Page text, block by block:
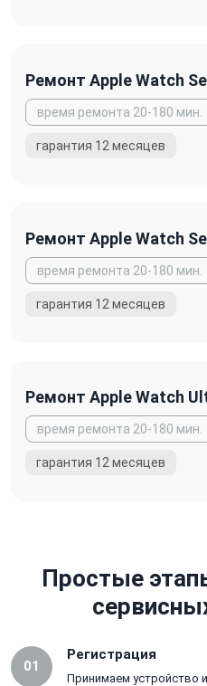
Ремонт Apple Watch
Ремонт Apple Watch
Ремонт Apple Watch
Простые
01
Регистрация
Принимаем устройство